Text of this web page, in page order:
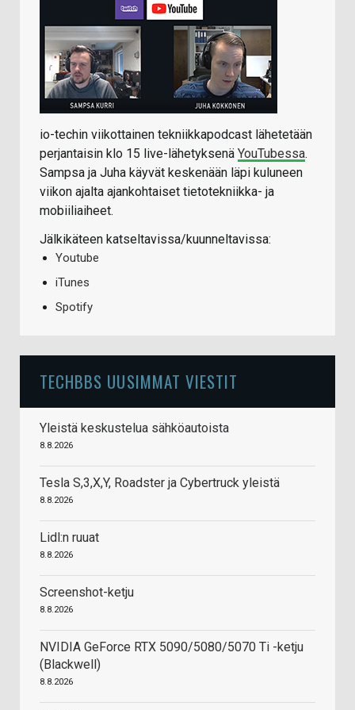
io-techin viikottainen tekniikkapodcast lähetetään
perjantaisin klo 15 live-lähetyksenä YouTubessa.
Sampsa ja Juha käyvät keskenään läpi kuluneen
viikon ajalta ajankohtaiset tietotekniikka- ja
mobiiliaiheet.
Jälkikäteen katseltavissa/kuunneltavissa:
Youtube
iTunes
Spotify
TECHBBS UUSIMMAT VIESTIT
Yleistä keskustelua sähköautoista
8.8.2026
Tesla S,3,X,Y, Roadster ja Cybertruck yleistä
8.8.2026
Lidl:n ruuat
8.8.2026
Screenshot-ketju
8.8.2026
NVIDIA GeForce RTX 5090/5080/5070 Ti -ketju
(Blackwell)
8.8.2026